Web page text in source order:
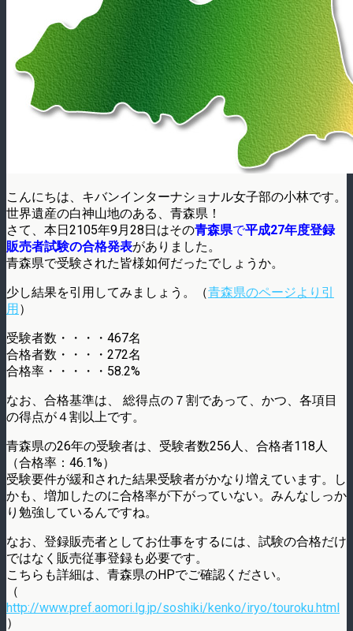
こんにちは、キバンインターナショナル女子部の小林です。
世界遺産の白神山地のある、青森県！
さて、本日2105年9月28日はその青森県で平成27年度登録
販売者試験の合格発表がありました。
青森県で受験された皆様如何だったでしょうか。
少し結果を引用してみましょう。（青森県のページより引
用）
受験者数・・・・467名
合格者数・・・・272名
合格率・・・・・58.2%
なお、合格基準は、 総得点の７割であって、かつ、各項目
の得点が４割以上です。
青森県の26年の受験者は、受験者数256人、合格者118人
（合格率：46.1%）
受験要件が緩和された結果受験者がかなり増えています。し
かも、増加したのに合格率が下がっていない。みんなしっか
り勉強しているんですね。
なお、登録販売者としてお仕事をするには、試験の合格だけ
ではなく販売従事登録も必要です。
こちらも詳細は、青森県のHPでご確認ください。
（
http://www.pref.aomori.lg.jp/soshiki/kenko/iryo/touroku.html
）